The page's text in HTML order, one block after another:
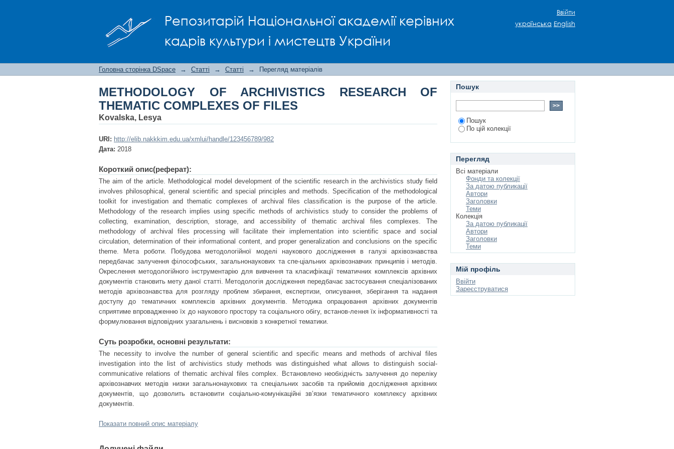
Репозитарій Національної академії керівних
кадрів культури і мистецтв України
METHODOLOGY OF ARCHIVISTICS RESEARCH OF THEMATIC COMPLEXES OF FILESВвійти
українська English
Головна сторінка DSpace → Статті → Статті → Перегляд матеріалів
METHODOLOGY OF ARCHIVISTICS RESEARCH OF
THEMATIC COMPLEXES OF FILES
Kovalska, Lesya
URI: http://elib.nakkkim.edu.ua/xmlui/handle/123456789/982
Дата: 2018
Короткий опис(реферат):
The aim of the article. Methodological model development of the scientific research in the archivistics study field
involves philosophical, general scientific and special principles and methods. Specification of the methodological
toolkit for investigation and thematic complexes of archival files classification is the purpose of the article.
Methodology of the research implies using specific methods of archivistics study to consider the problems of
collecting, examination, description, storage, and accessibility of thematic archival files complexes. The
methodology of archival files processing will facilitate their implementation into scientific space and social
circulation, determination of their informational content, and proper generalization and conclusions on the specific
theme. Мета роботи. Побудова методологійної моделі наукового дослідження в галузі архівознавства
передбачає залучення філософських, загальнонаукових та спе-ціальних архівознавчих принципів і методів.
Окреслення методологійного інструментарію для вивчення та класифікації тематичних комплексів архівних
документів становить мету даної статті. Методологія дослідження передбачає застосування спеціалізованих
методів архівознавства для розгляду проблем збирання, експертизи, описування, зберігання та надання
доступу до тематичних комплексів архівних документів. Методика опрацювання архівних документів
сприятиме впровадженню їх до наукового простору та соціального обігу, встанов-лення їх інформативності та
формулювання відповідних узагальнень і висновків з конкретної тематики.
Суть розробки, основні результати:
The necessity to involve the number of general scientific and specific means and methods of archival files
investigation into the list of archivistics study methods was distinguished what allows to distinguish social-
communicative relations of thematic archival files complex. Встановлено необхідність залучення до переліку
архівознавчих методів низки загальнонаукових та спеціальних засобів та прийомів дослідження архівних
документів, що дозволить встановити соціально-комунікаційні зв’язки тематичного комплексу архівних
документів.
Показати повний опис матеріалу
Пошук
Пошук
По цій колекції
Перегляд
Всі матеріали
Фонди та колекції
За датою публикації
Автори
Заголовки
Теми
Колекція
За датою публикації
Автори
Заголовки
Теми
Мій профіль
Ввійти
Зареєструватися